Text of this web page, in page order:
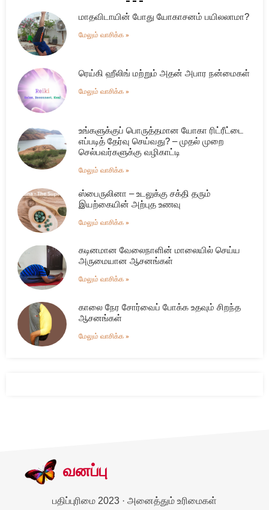
மாதவிடாயின் போது யோகாசனம் பயிலலாமா?
மேலும் வாசிக்க »
ரெய்கி ஹீலிங் மற்றும் அதன் அபார நன்மைகள்
மேலும் வாசிக்க »
உங்களுக்குப் பொருத்தமான யோகா ரிட்ரீட்டை
எப்படித் தேர்வு செய்வது? – முதல் முறை
செல்பவர்களுக்கு வழிகாட்டி
மேலும் வாசிக்க »
ஸ்பைருலினா – உடலுக்கு சக்தி தரும்
இயற்கையின் அற்புத உணவு
மேலும் வாசிக்க »
கடினமான வேலைநாளின் மாலையில் செய்ய
அருமையான ஆசனங்கள்
மேலும் வாசிக்க »
காலை நேர சோர்வைப் போக்க உதவும் சிறந்த
ஆசனங்கள்
மேலும் வாசிக்க »
வனப்பு
பதிப்புரிமை 2023 · அனைத்தும் உரிமைகள்